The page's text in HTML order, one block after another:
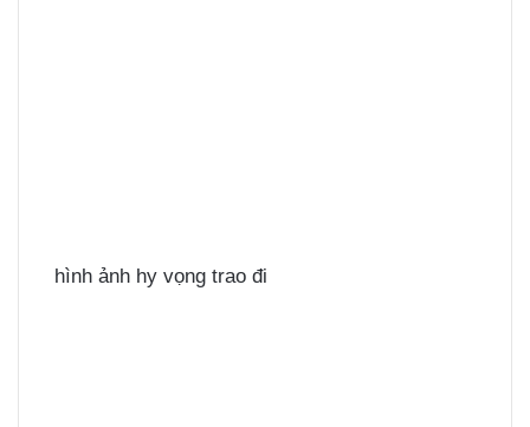
hình ảnh hy vọng trao đi